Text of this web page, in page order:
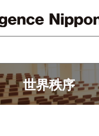
世界秩序